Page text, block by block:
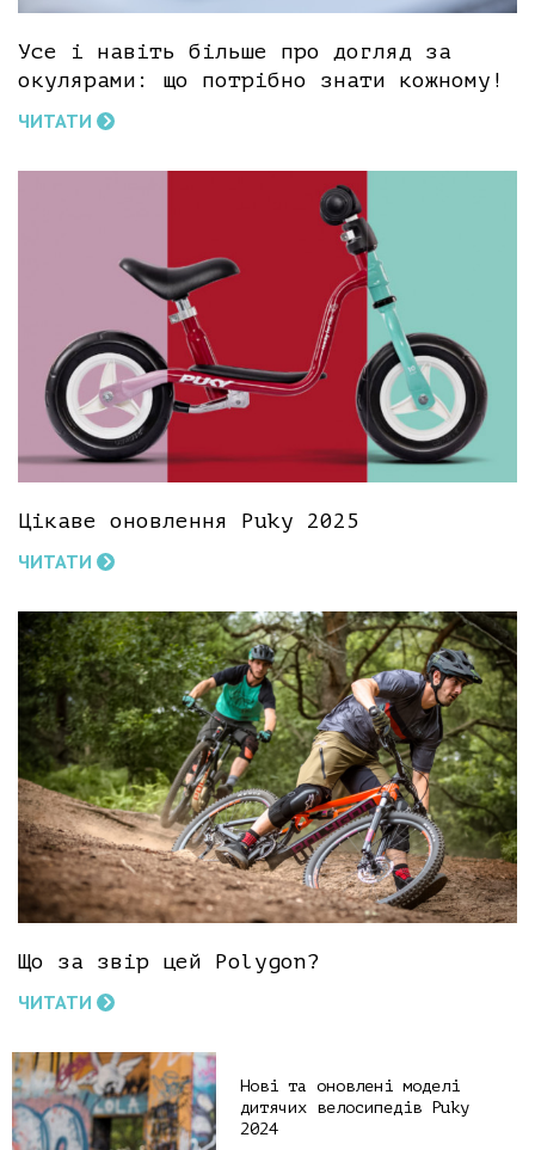
Усе і навіть більше про догляд за
окулярами: що потрібно знати кожному!
ЧИТАТИ
Цікаве оновлення Puky 2025
ЧИТАТИ
Що за звір цей Polygon?
ЧИТАТИ
Нові та оновлені моделі
дитячих велосипедів Puky
2024